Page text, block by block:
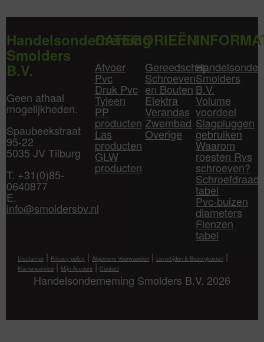
Handelsonderneming
Smolders
B.V.
Geen afhaal
mogelijkheden.
Spaubeekstraat
95-22
5035 JV Tilburg
T. +31(0)85-
0640877
E.
info@smoldersbv.nl
CATEGORIEËN
Afvoer
Pvc
Druk Pvc
Tyleen
PP
producten
Las
producten
GLW
producten
Gereedschap
Schroeven
en Bouten
Elektra
Verandas
Zwembad
Overige
Smolders
B.V.
Volume
voordeel
Slagpluggen
gebruiken
Waarom
roesten Rvs
schroeven?
Schroefdraad
tabel
Pvc-buizen
diameters
Flenzen
tabel
Disclaimer | Privacy policy | Algemene Voorwaarden | Levertijden & Bezorgkosten |
Klantenservice | Mijn Account | Contact
Handelsonderneming Smolders B.V. 2026